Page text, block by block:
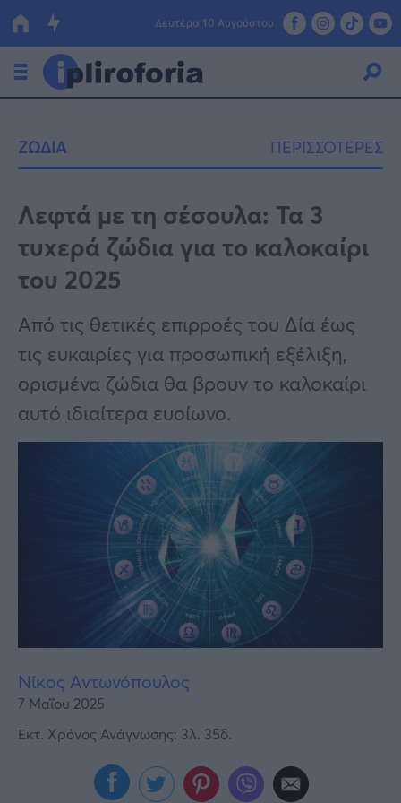
Δευτέρα 10 Αυγούστου
Οικονομία
Πολιτική
Τράπεζες
Επιδοτήσεις
ΕΣΠΑ
Κόσμος
Lifestyle
Αθλητικά
Υγεία
Γυναίκα
ΖΩΔΙΑ ΠΕΡΙΣΣΟΤΕΡΕΣ
Λεφτά με τη σέσουλα: Τα 3
τυxερά ζώδια για το καλοκαίρι
του 2025
Από τις θετικές επιρροές του Δία έως
τις ευκαιρίες για προσωπική εξέλιξη,
ορισμένα ζώδια θα βρουν το καλοκαίρι
αυτό ιδιαίτερα ευοίωνο.
Νίκος Αντωνόπουλος
7 Μαΐου 2025
Εκτ. Χρόνος Ανάγνωσης: 3λ. 35δ.